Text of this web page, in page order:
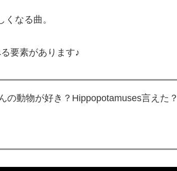
くなる曲。
要素があります♪
の動物が好き？Hippopotamuses言えた